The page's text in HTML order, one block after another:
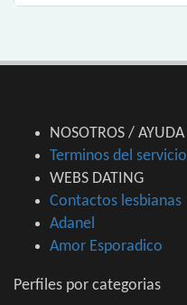
NOSOTROS / AYUDA
Terminos del servicio
WEBS DATING
Contactos lesbianas
Adanel
Amor Esporadico
Perfiles por categorias